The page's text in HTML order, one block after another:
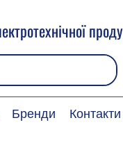
Бренди Контакти